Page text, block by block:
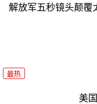
解放军五秒镜头颠覆
最热
美